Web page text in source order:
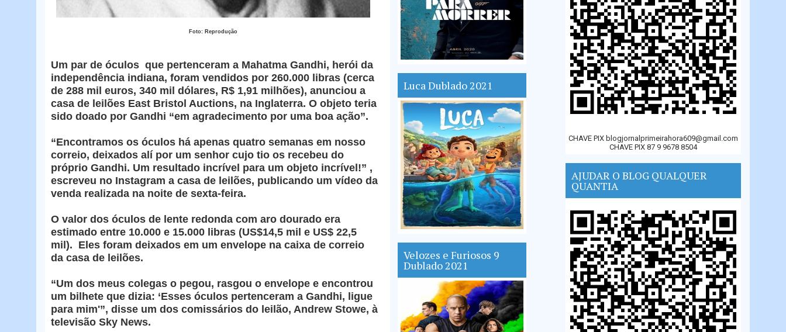
Foto: Reprodução
Um par de óculos que pertenceram a Mahatma Gandhi, herói da
independência indiana, foram vendidos por 260.000 libras (cerca
de 288 mil euros, 340 mil dólares, R$ 1,91 milhões), anunciou a
casa de leilões East Bristol Auctions, na Inglaterra. O objeto teria
sido doado por Gandhi “em agradecimento por uma boa ação”.
“Encontramos os óculos há apenas quatro semanas em nosso
correio, deixados alí por um senhor cujo tio os recebeu do
próprio Gandhi. Um resultado incrível para um objeto incrível!” ,
escreveu no Instagram a casa de leilões, publicando um vídeo da
venda realizada na noite de sexta-feira.
O valor dos óculos de lente redonda com aro dourado era
estimado entre 10.000 e 15.000 libras (US$14,5 mil e US$ 22,5
mil). Eles foram deixados em um envelope na caixa de correio
da casa de leilões.
“Um dos meus colegas o pegou, rasgou o envelope e encontrou
um bilhete que dizia: ‘Esses óculos pertenceram a Gandhi, ligue
para mim'”, disse um dos comissários do leilão, Andrew Stowe, à
televisão Sky News.
Luca Dublado 2021
Velozes e Furiosos 9
Dublado 2021
CHAVE PIX blogjornalprimeirahora609@gmail.com
CHAVE PIX 87 9 9678 8504
AJUDAR O BLOG QUALQUER
QUANTIA